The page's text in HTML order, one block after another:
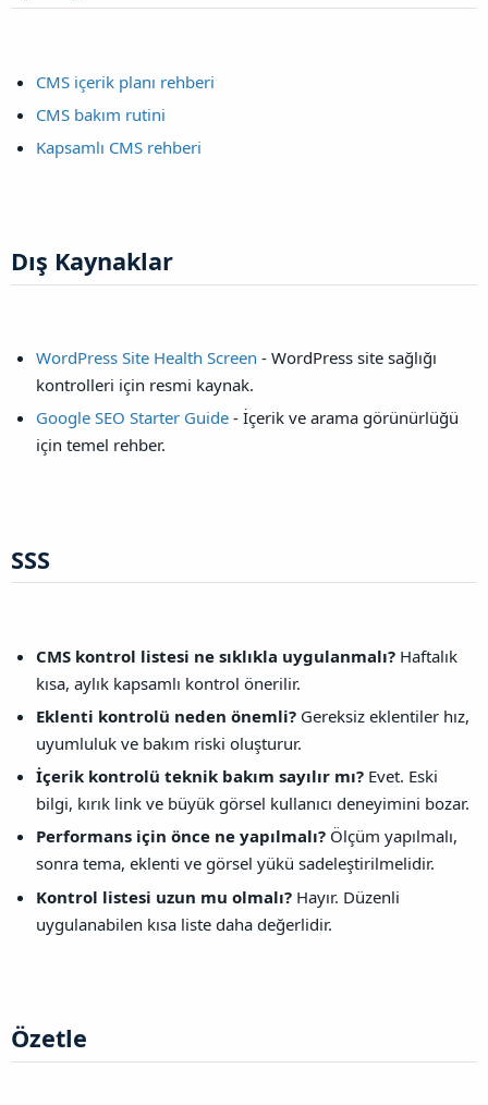
CMS içerik planı rehberi
CMS bakım rutini
Kapsamlı CMS rehberi
Dış Kaynaklar​
WordPress Site Health Screen - WordPress site sağlığı
kontrolleri için resmi kaynak.
Google SEO Starter Guide - İçerik ve arama görünürlüğü
için temel rehber.
SSS​
CMS kontrol listesi ne sıklıkla uygulanmalı? Haftalık
kısa, aylık kapsamlı kontrol önerilir.
Eklenti kontrolü neden önemli? Gereksiz eklentiler hız,
uyumluluk ve bakım riski oluşturur.
İçerik kontrolü teknik bakım sayılır mı? Evet. Eski
bilgi, kırık link ve büyük görsel kullanıcı deneyimini bozar.
Performans için önce ne yapılmalı? Ölçüm yapılmalı,
sonra tema, eklenti ve görsel yükü sadeleştirilmelidir.
Kontrol listesi uzun mu olmalı? Hayır. Düzenli
uygulanabilen kısa liste daha değerlidir.
Özetle​